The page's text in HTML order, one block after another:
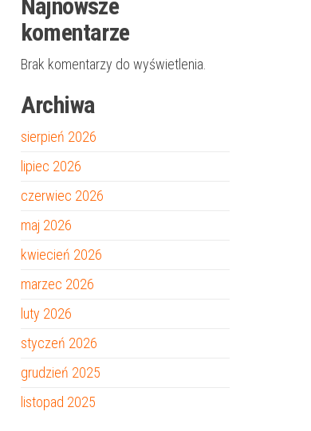
Najnowsze
komentarze
Brak komentarzy do wyświetlenia.
Archiwa
sierpień 2026
lipiec 2026
czerwiec 2026
maj 2026
kwiecień 2026
marzec 2026
luty 2026
styczeń 2026
grudzień 2025
listopad 2025